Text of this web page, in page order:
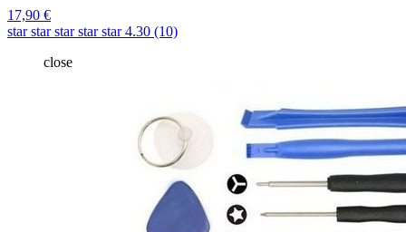
17,90 €
star star star star star 4.30 (10)
close